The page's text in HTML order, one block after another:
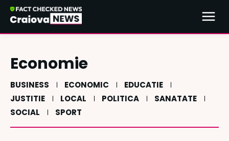
Economie
BUSINESS ECONOMIC
EDUCATIE
JUSTITIE
LOCAL POLITICA
SANATATE
SOCIAL
SPORT